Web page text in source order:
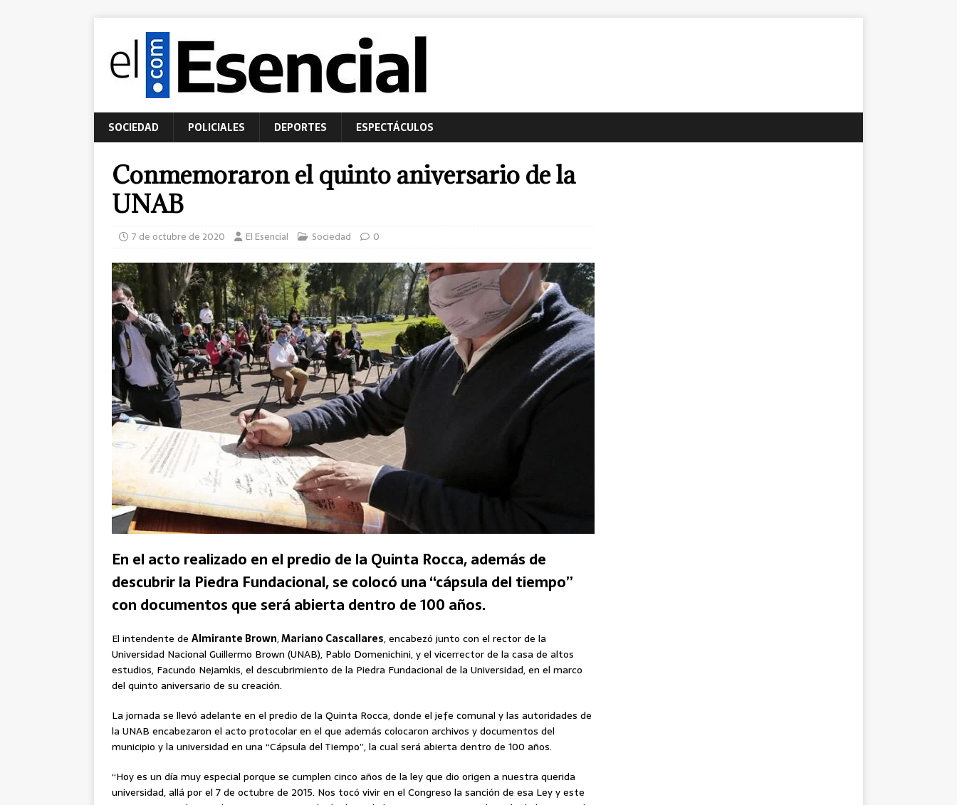
SOCIEDAD POLICIALES DEPORTES ESPECTÁCULOS
Conmemoraron el quinto aniversario de la
UNAB
7 de octubre de 2020 El Esencial Sociedad 0
En el acto realizado en el predio de la Quinta Rocca, además de
descubrir la Piedra Fundacional, se colocó una “cápsula del tiempo”
con documentos que será abierta dentro de 100 años.
El intendente de Almirante Brown,Mariano Cascallares, encabezó junto con el rector de la
Universidad Nacional Guillermo Brown (UNAB), Pablo Domenichini, y el vicerrector de la casa de altos
estudios, Facundo Nejamkis, el descubrimiento de la Piedra Fundacional de la Universidad, en el marco
del quinto aniversario de su creación.
La jornada se llevó adelante en el predio de la Quinta Rocca, donde el jefe comunal y las autoridades de
la UNAB encabezaron el acto protocolar en el que además colocaron archivos y documentos del
municipio y la universidad en una “Cápsula del Tiempo”, la cual será abierta dentro de 100 años.
“Hoy es un día muy especial porque se cumplen cinco años de la ley que dio origen a nuestra querida
universidad, allá por el 7 de octubre de 2015. Nos tocó vivir en el Congreso la sanción de esa Ley y este